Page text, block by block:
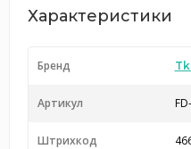
Характеристики
Бренд
Артикул
Штрихкод